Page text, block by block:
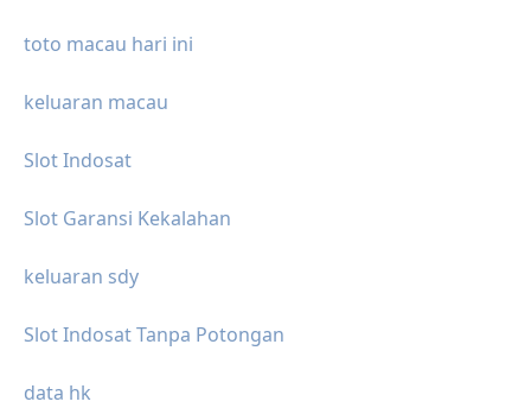
toto macau hari ini
keluaran macau
Slot Indosat
Slot Garansi Kekalahan
keluaran sdy
Slot Indosat Tanpa Potongan
data hk